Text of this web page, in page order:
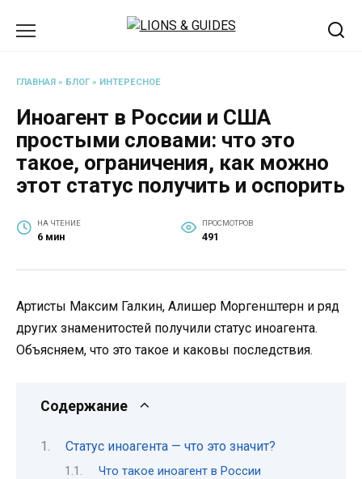
ГЛАВНАЯ » БЛОГ » ИНТЕРЕСНОЕ
Иноагент в России и США
простыми словами: что это
такое, ограничения, как можно
этот статус получить и оспорить
НА ЧТЕНИЕ
6 мин
ПРОСМОТРОВ
491
Артисты Максим Галкин, Алишер Моргенштерн и ряд
других знаменитостей получили статус иноагента.
Объясняем, что это такое и каковы последствия.
Содержание
Статус иноагента — что это значит?
Что такое иноагент в России